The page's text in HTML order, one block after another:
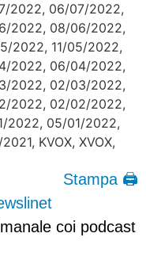
Stampa 🖨
coi podcast